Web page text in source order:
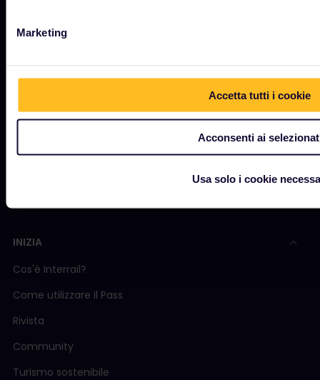
Marketing
Accetta tutti i cookie
Acconsenti ai
Usa solo i cookie
Opportunità di lavoro
Contenuti sponsorizzati
INIZIA
Cos'è Interrail?
Come utilizzare il Pass
Rivista
Community
Turismo sostenibile